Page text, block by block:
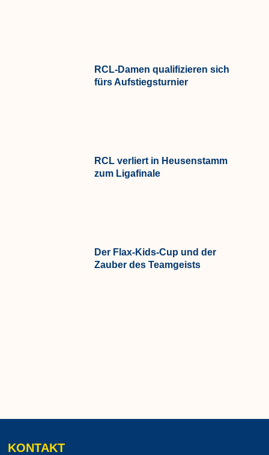
RCL-Damen qualifizieren sich
fürs Aufstiegsturnier
RCL verliert in Heusenstamm
zum Ligafinale
Der Flax-Kids-Cup und der
Zauber des Teamgeists
KONTAKT